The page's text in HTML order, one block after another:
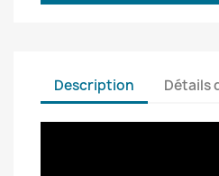
Description Détails